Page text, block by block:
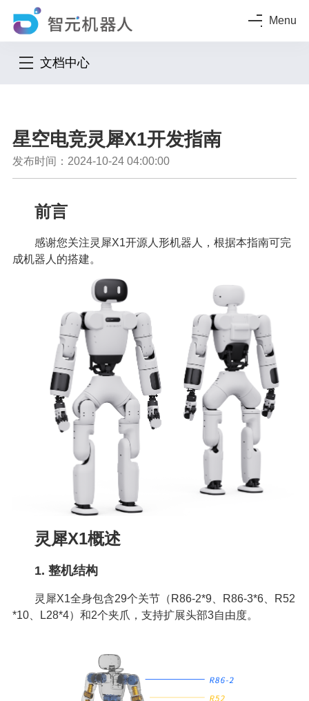
Menu
文档中心
星空电竞灵犀X1开发指南
发布时间：2024-10-24 04:00:00
前言
感谢您关注灵犀X1开源人形机器人，根据本指南可完
成机器人的搭建。
灵犀X1概述
1. 整机结构
灵犀X1全身包含29个关节（R86-2*9、R86-3*6、R52
*10、L28*4）和2个夹爪，支持扩展头部3自由度。